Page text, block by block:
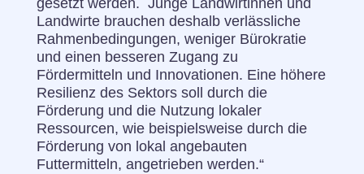
gesetzt werden. Junge Landwirtinnen und
Landwirte brauchen deshalb verlässliche
Rahmenbedingungen, weniger Bürokratie
und einen besseren Zugang zu
Fördermitteln und Innovationen. Eine höhere
Resilienz des Sektors soll durch die
Förderung und die Nutzung lokaler
Ressourcen, wie beispielsweise durch die
Förderung von lokal angebauten
Futtermitteln, angetrieben werden.“